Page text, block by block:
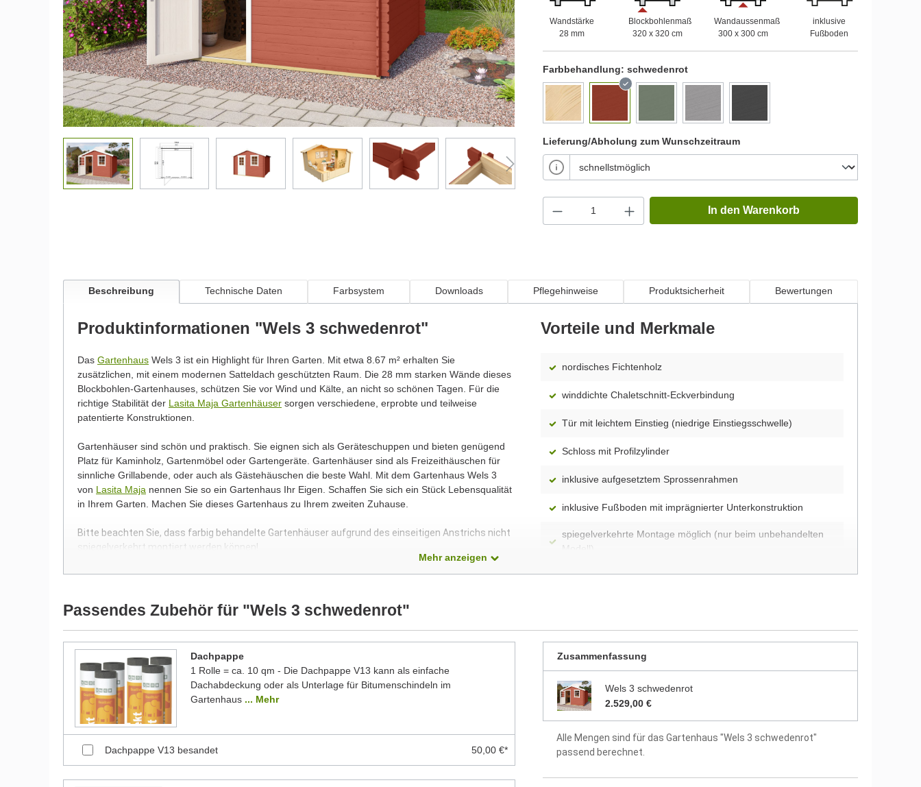
Wandstärke
28 mm
Blockbohlenmaß
320 x 320 cm
Wandaussenmaß
300 x 300 cm
inklusive
Fußboden
Farbbehandlung: schwedenrot
Lieferung/Abholung zum Wunschzeitraum
In den Warenkorb
Beschreibung Technische Daten Farbsystem Downloads Pflegehinweise Produktsicherheit Bewertungen
Produktinformationen "Wels 3 schwedenrot"
Das Gartenhaus Wels 3 ist ein Highlight für Ihren Garten. Mit etwa 8.67 m² erhalten Sie
zusätzlichen, mit einem modernen Satteldach geschützten Raum. Die 28 mm starken Wände dieses
Blockbohlen-Gartenhauses, schützen Sie vor Wind und Kälte, an nicht so schönen Tagen. Für die
richtige Stabilität der Lasita Maja Gartenhäuser sorgen verschiedene, erprobte und teilweise
patentierte Konstruktionen.
Gartenhäuser sind schön und praktisch. Sie eignen sich als Geräteschuppen und bieten genügend
Platz für Kaminholz, Gartenmöbel oder Gartengeräte. Gartenhäuser sind als Freizeithäuschen für
sinnliche Grillabende, oder auch als Gästehäuschen die beste Wahl. Mit dem Gartenhaus Wels 3
von Lasita Maja nennen Sie so ein Gartenhaus Ihr Eigen. Schaffen Sie sich ein Stück Lebensqualität
in Ihrem Garten. Machen Sie dieses Gartenhaus zu Ihrem zweiten Zuhause.
Bitte beachten Sie, dass farbig behandelte Gartenhäuser aufgrund des einseitigen Anstrichs nicht
spiegelverkehrt montiert werden können!
Wir möchten Sie an dieser Stelle darauf hinweisen, dass alle Produkte ständig weiterentwickelt
Bilder unserer Kunden stellen teilweise modifizierte Modelle dar. Alle Maße sind Circa-Angaben.
Vorteile und Merkmale
nordisches Fichtenholz
winddichte Chaletschnitt-Eckverbindung
Tür mit leichtem Einstieg (niedrige Einstiegsschwelle)
Schloss mit Profilzylinder
inklusive aufgesetztem Sprossenrahmen
inklusive Fußboden mit imprägnierter Unterkonstruktion
spiegelverkehrte Montage möglich (nur beim unbehandelten
Modell)
werkseitig durch zwei Farbschichten endbehandelt
Dach aus 15 mm starken Dachbrettern
Fußboden aus 15 mm starken Fußbodenbrettern
Montageanleitung und Montagematerial im Lieferumfang
enthalten
Mehr anzeigen
Passendes Zubehör für "Wels 3 schwedenrot"
Dachpappe
1 Rolle = ca. 10 qm - Die Dachpappe V13 kann als einfache
Dachabdeckung oder als Unterlage für Bitumenschindeln im
Gartenhaus ... Mehr
Dachpappe V13 besandet 50,00 €*
Zusammenfassung
Wels 3 schwedenrot
2.529,00 €
Alle Mengen sind für das Gartenhaus "Wels 3 schwedenrot"
passend berechnet.